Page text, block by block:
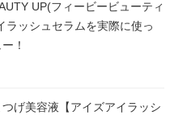
UP(フィービービューティ
ラッシュセラムを実際に使っ
！
げ美容液【アイズアイラッシ